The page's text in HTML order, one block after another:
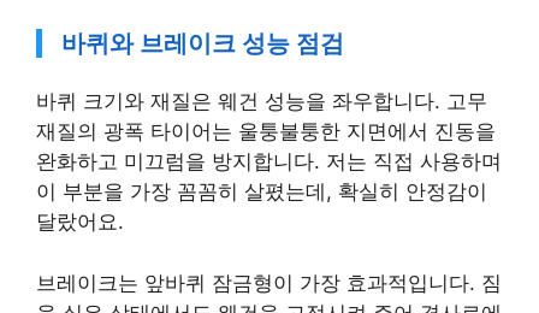
바퀴와 브레이크 성능 점검
바퀴 크기와 재질은 웨건 성능을 좌우합니다. 고무
재질의 광폭 타이어는 울퉁불퉁한 지면에서 진동을
완화하고 미끄럼을 방지합니다. 저는 직접 사용하며
이 부분을 가장 꼼꼼히 살폈는데, 확실히 안정감이
달랐어요.
브레이크는 앞바퀴 잠금형이 가장 효과적입니다. 짐